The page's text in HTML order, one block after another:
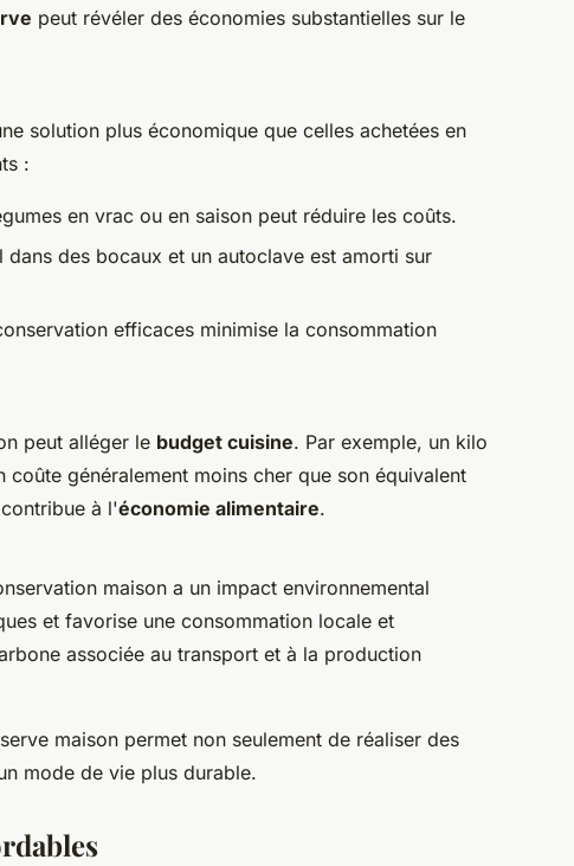
peut révéler des économies substantielles sur le
solution plus économique que celles achetées en
:
en vrac ou en saison peut réduire les coûts.
dans des bocaux et un autoclave est amorti sur
efficaces minimise la consommation
peut alléger le budget cuisine. Par exemple, un kilo
généralement moins cher que son équivalent
à l'économie alimentaire.
maison a un impact environnemental
et favorise une consommation locale et
associée au transport et à la production
maison permet non seulement de réaliser des
mode de vie plus durable.